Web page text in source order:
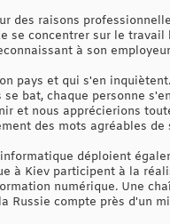
des raisons
concentrer sur le
à son
pays et qui s'en
bat, chaque personne
et nous apprécierions
des mots agréables
déploient
à Kiev participent à la
numérique. Une
Russie compte près d'un